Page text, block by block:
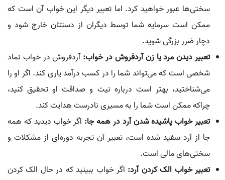
سختی‌ها عبور خواهید کرد. اما تعبیر دیگر این خواب آن است که
ممکن است سرمایه شما توسط دیگران از دستتان خارج شود و
دچار ضرر بزرگی شوید.
تعبیر دیدن مرد یا زن آردفروش در خواب:آردفروش در خواب نماد
شخصی است که می‌تواند شما را در کسب درآمد یاری کند. اگر او را
می‌شناختید، بهتر است درباره نیت و صداقت او تحقیق کنید،
چراکه ممکن است شما را به مسیری نادرست هدایت کند.
تعبیر خواب پاشیده شدن آرد در همه جا: اگر خواب دیدید که همه
جا از آرد سفید شده است، تعبیر آن تجربه دوره‌ای از مشکلات و
سختی‌های مالی است.
تعبیر خواب الک کردن آرد: اگر خواب ببینید که در حال الک کردن